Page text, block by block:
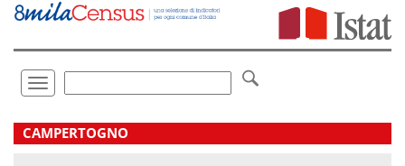
Vai
direttamente
Toggle
navigation
.
CAMPERTOGNO